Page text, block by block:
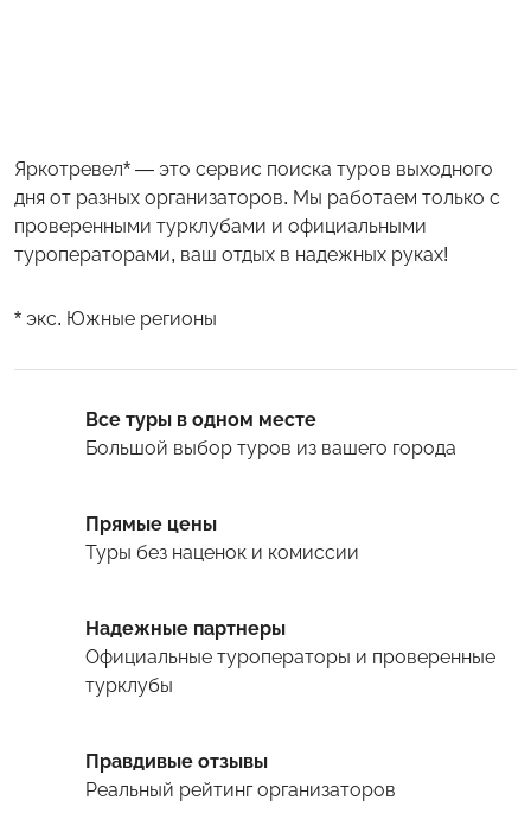
Яркотревел* — это сервис поиска туров выходного
дня от разных организаторов. Мы работаем только с
проверенными турклубами и официальными
туроператорами, ваш отдых в надежных руках!
* экс. Южные регионы
Все туры в одном месте
Большой выбор туров из вашего города
Прямые цены
Туры без наценок и комиссии
Надежные партнеры
Официальные туроператоры и проверенные
турклубы
Правдивые отзывы
Реальный рейтинг организаторов